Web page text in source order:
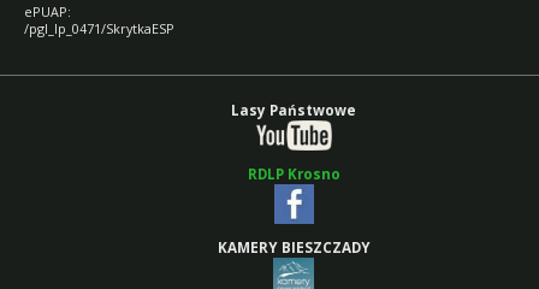
ePUAP:
/pgl_lp_0471/SkrytkaESP
Lasy Państwowe
RDLP Krosno
KAMERY BIESZCZADY